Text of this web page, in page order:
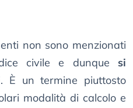
non sono menzionati
civile e dunque si
. È un termine piuttosto
modalità di calcolo e